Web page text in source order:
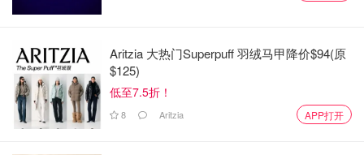
图片来自于@小毛114，版权属于原作者
Aritzia 大热门Superpuff 羽绒马甲降价$94(原
$125)
低至7.5折！
8 Aritzia APP打开